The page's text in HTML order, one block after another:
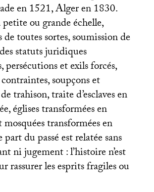
en 1521, Alger en 1830.
petite ou grande échelle,
toutes sortes, soumission de
statuts juridiques
persécutions et exils forcés,
soupçons et
trahison, traite d’esclaves en
églises transformées en
mosquées transformées en
part du passé est relatée sans
ni jugement : l’histoire n’est
rassurer les esprits fragiles ou